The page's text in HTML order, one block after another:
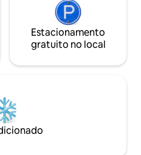
Estacionamento
gratuito no local